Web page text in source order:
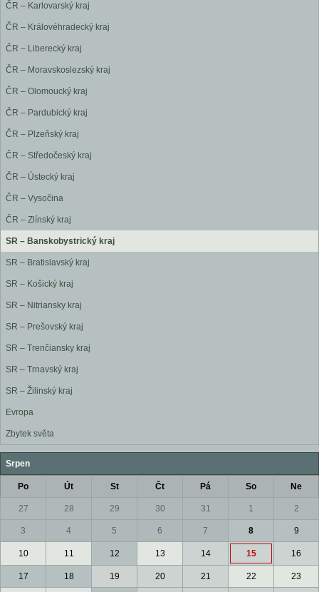
ČR – Karlovarský kraj
ČR – Královéhradecký kraj
ČR – Liberecký kraj
ČR – Moravskoslezský kraj
ČR – Olomoucký kraj
ČR – Pardubický kraj
ČR – Plzeňský kraj
ČR – Středočeský kraj
ČR – Ústecký kraj
ČR – Vysočina
ČR – Zlínský kraj
SR – Banskobystrický kraj
SR – Bratislavský kraj
SR – Košický kraj
SR – Nitriansky kraj
SR – Prešovský kraj
SR – Trenčiansky kraj
SR – Trnavský kraj
SR – Žilinský kraj
Evropa
Zbytek světa
Srpen
Po Út St Čt Pá So Ne
27 28 29 30 31 1 2
3 4 5 6 7 8 9
10 11 12 13 14 15 16
17 18 19 20 21 22 23